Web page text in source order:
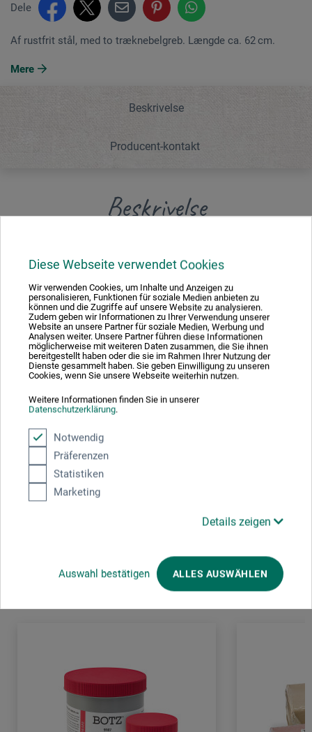
Diese Webseite verwendet Cookies
Wir verwenden Cookies, um Inhalte und Anzeigen zu
personalisieren, Funktionen für soziale Medien anbieten zu
können und die Zugriffe auf unsere Website zu analysieren.
Zudem geben wir Informationen zu Ihrer Verwendung unserer
Website an unsere Partner für soziale Medien, Werbung und
Analysen weiter. Unsere Partner führen diese Informationen
möglicherweise mit weiteren Daten zusammen, die Sie ihnen
bereitgestellt haben oder die sie im Rahmen Ihrer Nutzung der
Dienste gesammelt haben. Sie geben Einwilligung zu unseren
Cookies, wenn Sie unsere Webseite weiterhin nutzen.
Weitere Informationen finden Sie in unserer
Datenschutzerklärung.
Notwendig
Präferenzen
Statistiken
Marketing
Details zeigen
Auswahl bestätigen ALLES AUSWÄHLEN
Dele
Af rustfrit stål, med to træknebelgreb. Længde ca. 62 cm.
Mere
Beskrivelse
Producent-kontakt
Beskrivelse
Producent-kontakt
Her finder du producentens kontaktoplysninger for dette
produkt.
Liegnitzer Str. 17
58454 Witten
info.dl@boesner.com
Kunder købte også